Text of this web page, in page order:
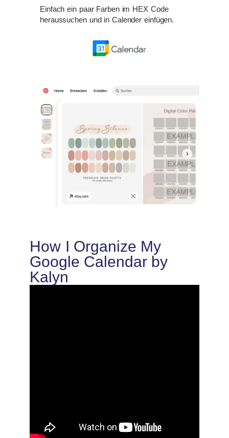
Einfach ein paar Farben im HEX Code
heraussuchen und in Calender einfügen.
How I Organize My
Google Calendar by
Kalyn